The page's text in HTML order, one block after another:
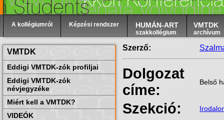
A kollégiumról Képzési rendszer HUMÁN-ART
szakkollégium
VMTDK
archívum
VMTDK
Eddigi VMTDK-zók profiljai
Eddigi VMTDK-zók
névjegyzéke
Miért kell a VMTDK?
VIDEÓK
Szerző:
Dolgozat
címe:
Belső
Szekció: